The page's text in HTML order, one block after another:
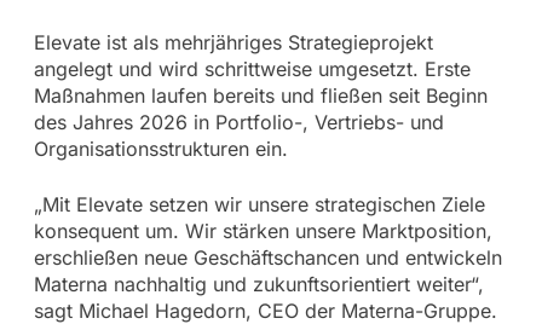
Elevate ist als mehrjähriges Strategieprojekt
angelegt und wird schrittweise umgesetzt. Erste
Maßnahmen laufen bereits und fließen seit Beginn
des Jahres 2026 in Portfolio-, Vertriebs- und
Organisationsstrukturen ein.
„Mit Elevate setzen wir unsere strategischen Ziele
konsequent um. Wir stärken unsere Marktposition,
erschließen neue Geschäftschancen und entwickeln
Materna nachhaltig und zukunftsorientiert weiter“,
sagt Michael Hagedorn, CEO der Materna-Gruppe.